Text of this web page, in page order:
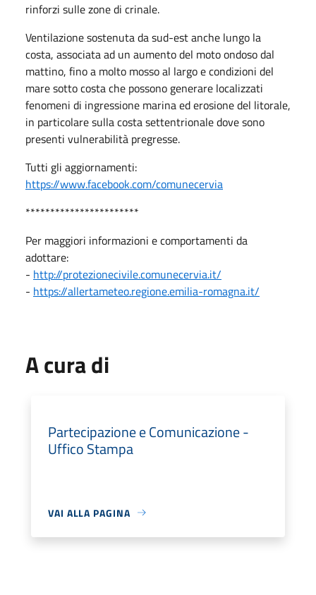
rinforzi sulle zone di crinale.
Ventilazione sostenuta da sud-est anche lungo la
costa, associata ad un aumento del moto ondoso dal
mattino, fino a molto mosso al largo e condizioni del
mare sotto costa che possono generare localizzati
fenomeni di ingressione marina ed erosione del litorale,
in particolare sulla costa settentrionale dove sono
presenti vulnerabilità pregresse.
Tutti gli aggiornamenti:
https://www.facebook.com/comunecervia
***********************
Per maggiori informazioni e comportamenti da
adottare:
- http://protezionecivile.comunecervia.it/
- https://allertameteo.regione.emilia-romagna.it/
A cura di
Partecipazione e Comunicazione -
Uffico Stampa
VAI ALLA PAGINA